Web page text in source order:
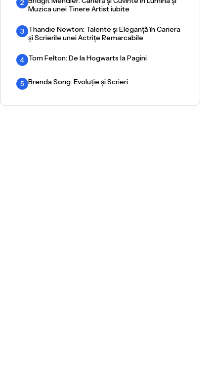
2
Muzica unei Tinere Artist iubite
3 Thandie Newton: Talente și Eleganță în Cariera
și Scrierile unei Actrițe Remarcabile
4 Tom Felton: De la Hogwarts la Pagini
5 Brenda Song: Evoluție și Scrieri